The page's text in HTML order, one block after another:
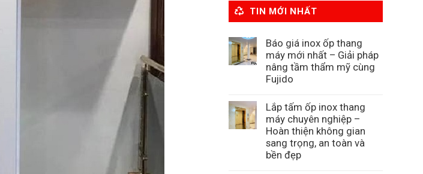
TIN MỚI NHẤT
Báo giá inox ốp thang
máy mới nhất – Giải pháp
nâng tầm thẩm mỹ cùng
Fujido
Lắp tấm ốp inox thang
máy chuyên nghiệp –
Hoàn thiện không gian
sang trọng, an toàn và
bền đẹp